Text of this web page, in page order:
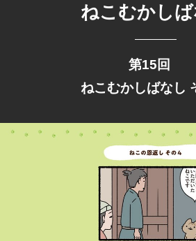
ねこむかしば
第15回
ねこむかしばなし